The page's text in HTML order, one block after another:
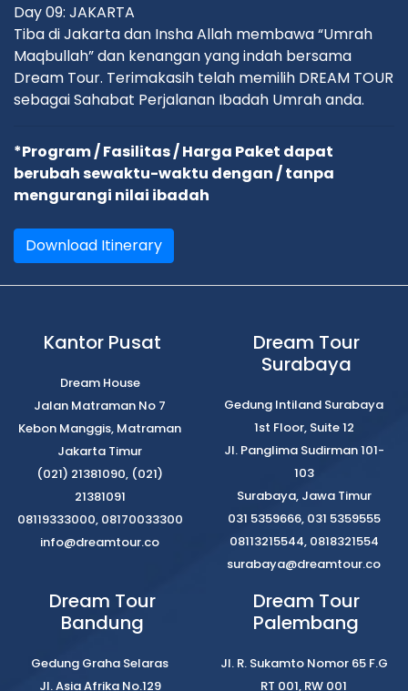
Day 09: JAKARTA
Tiba di Jakarta dan Insha Allah membawa “Umrah
Maqbullah” dan kenangan yang indah bersama
Dream Tour. Terimakasih telah memilih DREAM TOUR
sebagai Sahabat Perjalanan Ibadah Umrah anda.
*Program / Fasilitas / Harga Paket dapat
berubah sewaktu-waktu dengan / tanpa
mengurangi nilai ibadah
Download Itinerary
Kantor Pusat
Dream House
Jalan Matraman No 7
Kebon Manggis, Matraman
Jakarta Timur
(021) 21381090, (021)
21381091
08119333000, 08170033300
info@dreamtour.co
Dream Tour
Surabaya
Gedung Intiland Surabaya
1st Floor, Suite 12
Jl. Panglima Sudirman 101-
103
Surabaya, Jawa Timur
031 5359666, 031 5359555
08113215544, 0818321554
surabaya@dreamtour.co
Dream Tour
Bandung
Gedung Graha Selaras
Jl. Asia Afrika No.129
Dream Tour
Palembang
Jl. R. Sukamto Nomor 65 F.G
RT 001, RW 001